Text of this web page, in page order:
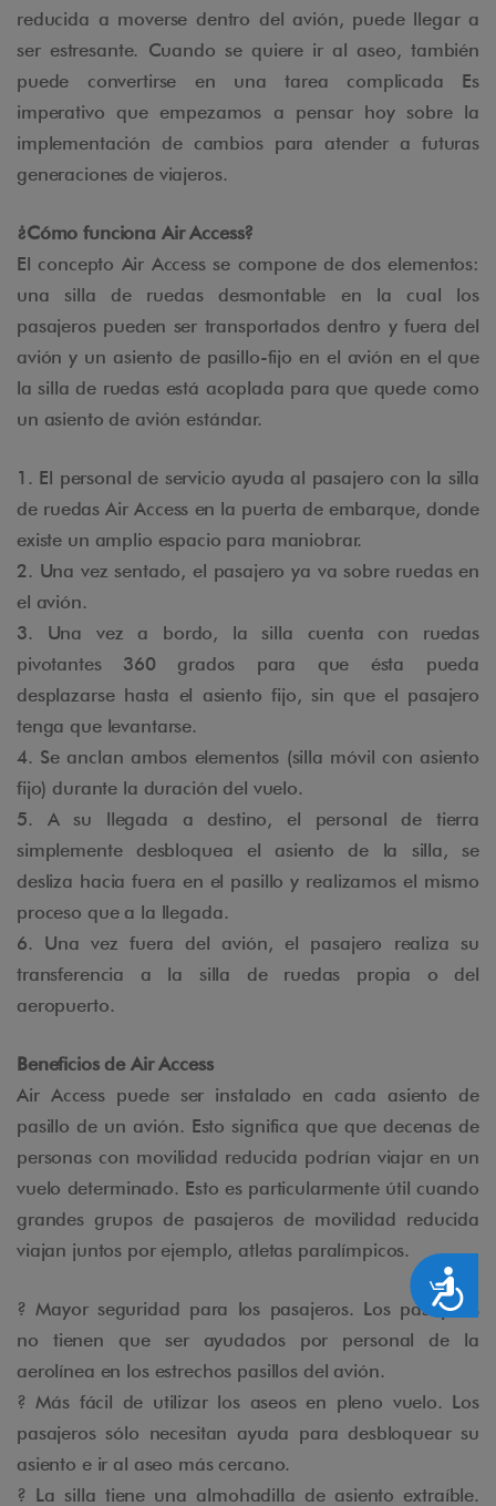
Accesibilidad
reducida a moverse dentro del avión, puede llegar a
ser estresante. Cuando se quiere ir al aseo, también
puede convertirse en una tarea complicada Es
imperativo que empezamos a pensar hoy sobre la
implementación de cambios para atender a futuras
generaciones de viajeros.
¿Cómo funciona Air Access?
El concepto Air Access se compone de dos elementos:
una silla de ruedas desmontable en la cual los
pasajeros pueden ser transportados dentro y fuera del
avión y un asiento de pasillo-fijo en el avión en el que
la silla de ruedas está acoplada para que quede como
un asiento de avión estándar.
1. El personal de servicio ayuda al pasajero con la silla
de ruedas Air Access en la puerta de embarque, donde
existe un amplio espacio para maniobrar.
2. Una vez sentado, el pasajero ya va sobre ruedas en
el avión.
3. Una vez a bordo, la silla cuenta con ruedas
pivotantes 360 grados para que ésta pueda
desplazarse hasta el asiento fijo, sin que el pasajero
tenga que levantarse.
4. Se anclan ambos elementos (silla móvil con asiento
fijo) durante la duración del vuelo.
5. A su llegada a destino, el personal de tierra
simplemente desbloquea el asiento de la silla, se
desliza hacia fuera en el pasillo y realizamos el mismo
proceso que a la llegada.
6. Una vez fuera del avión, el pasajero realiza su
transferencia a la silla de ruedas propia o del
aeropuerto.
Beneficios de Air Access
Air Access puede ser instalado en cada asiento de
pasillo de un avión. Esto significa que que decenas de
personas con movilidad reducida podrían viajar en un
vuelo determinado. Esto es particularmente útil cuando
grandes grupos de pasajeros de movilidad reducida
viajan juntos por ejemplo, atletas paralímpicos.
? Mayor seguridad para los pasajeros. Los pasajeros
no tienen que ser ayudados por personal de la
aerolínea en los estrechos pasillos del avión.
? Más fácil de utilizar los aseos en pleno vuelo. Los
pasajeros sólo necesitan ayuda para desbloquear su
asiento e ir al aseo más cercano.
? La silla tiene una almohadilla de asiento extraíble.